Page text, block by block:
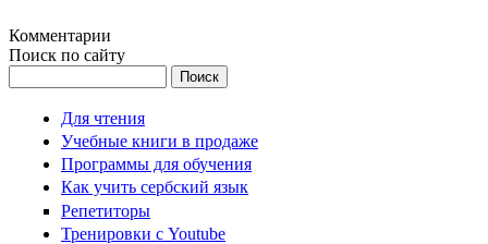
Комментарии
Поиск по сайту
Для чтения
Учебные книги в продаже
Программы для обучения
Как учить сербский язык
Репетиторы
Тренировки с Youtube